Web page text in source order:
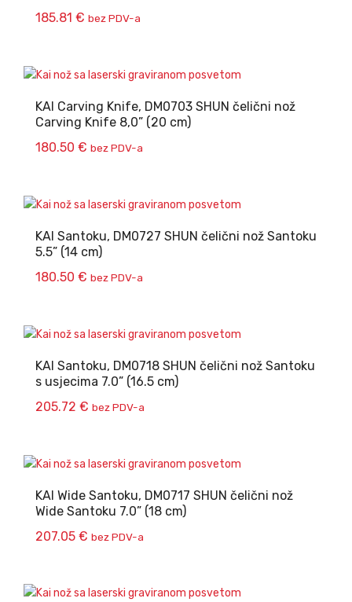
185.81 € bez PDV-a
KAI Carving Knife, DM0703 SHUN čelični nož
Carving Knife 8,0” (20 cm)
180.50 € bez PDV-a
KAI Santoku, DM0727 SHUN čelični nož Santoku
5.5” (14 cm)
180.50 € bez PDV-a
KAI Santoku, DM0718 SHUN čelični nož Santoku
s usjecima 7.0” (16.5 cm)
205.72 € bez PDV-a
KAI Wide Santoku, DM0717 SHUN čelični nož
Wide Santoku 7.0” (18 cm)
207.05 € bez PDV-a